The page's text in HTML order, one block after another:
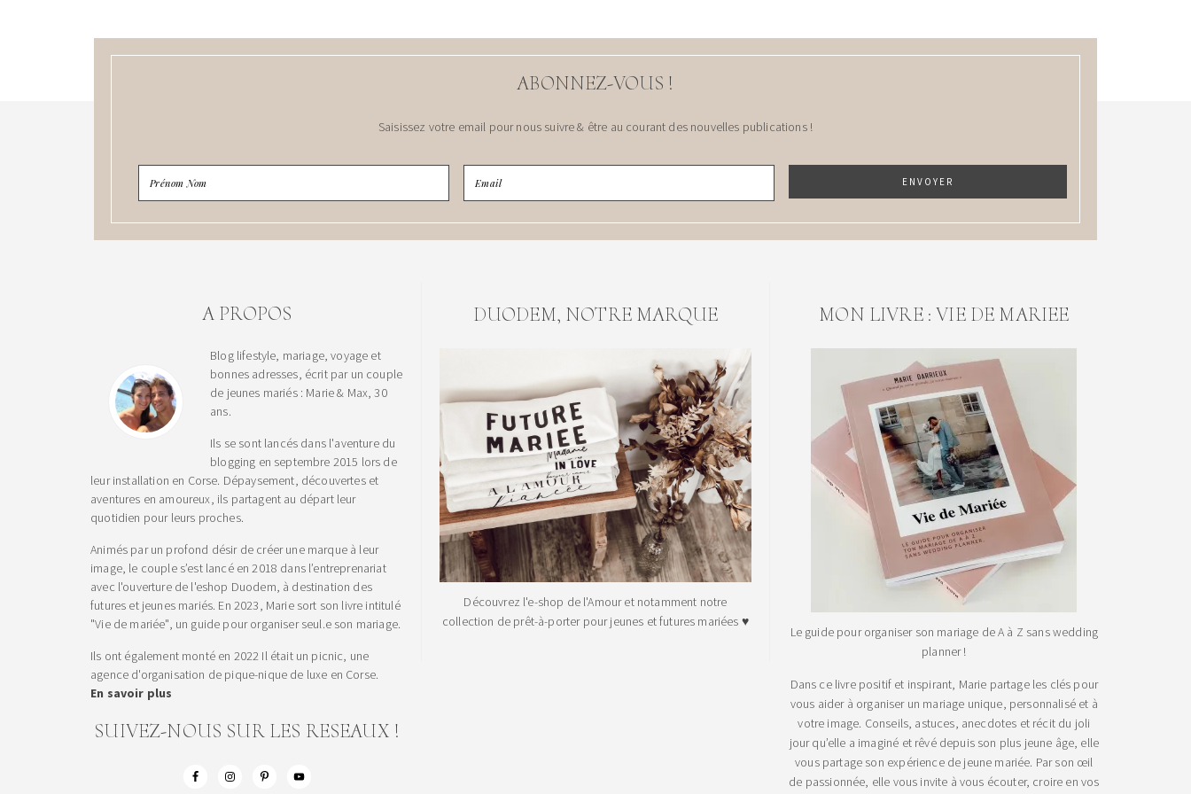
ABONNEZ-VOUS !
Saisissez votre email pour nous suivre & être au courant des nouvelles publications !
A PROPOS
Blog lifestyle, mariage, voyage et
bonnes adresses, écrit par un couple
de jeunes mariés : Marie & Max, 30
ans.
Ils se sont lancés dans l'aventure du
blogging en septembre 2015 lors de
leur installation en Corse. Dépaysement, découvertes et
aventures en amoureux, ils partagent au départ leur
quotidien pour leurs proches.
Animés par un profond désir de créer une marque à leur
image, le couple s’est lancé en 2018 dans l’entreprenariat
avec l'ouverture de l'eshop Duodem, à destination des
futures et jeunes mariés. En 2023, Marie sort son livre intitulé
"Vie de mariée", un guide pour organiser seul.e son mariage.
Ils ont également monté en 2022 Il était un picnic, une
agence d'organisation de pique-nique de luxe en Corse.
En savoir plus
SUIVEZ-NOUS SUR LES RESEAUX !
DUODEM, NOTRE MARQUE
Découvrez l'e-shop de l'Amour et notamment notre
collection de prêt-à-porter pour jeunes et futures mariées ♥
MON LIVRE : VIE DE MARIEE
Le guide pour organiser son mariage de A à Z sans wedding
planner !
Dans ce livre positif et inspirant, Marie partage les clés pour
vous aider à organiser un mariage unique, personnalisé et à
votre image. Conseils, astuces, anecdotes et récit du joli
jour qu’elle a imaginé et rêvé depuis son plus jeune âge, elle
vous partage son expérience de jeune mariée. Par son œil
de passionnée, elle vous invite à vous écouter, croire en vos